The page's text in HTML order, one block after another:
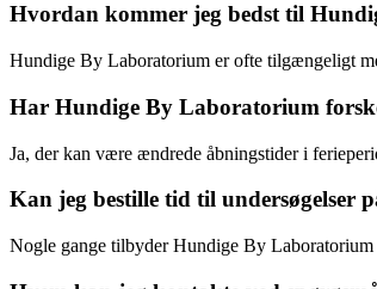
Hvordan kommer jeg bedst til
Hundige By Laboratorium er ofte tilgængeligt
Har Hundige By Laboratorium
Ja, der kan være ændrede åbningstider i
Kan jeg bestille tid til undersøgelser
Nogle gange tilbyder Hundige By